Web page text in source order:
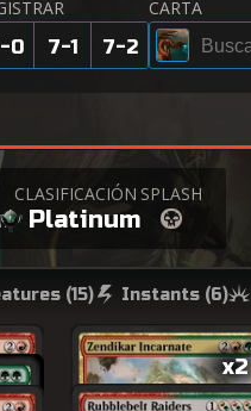
0
7-1 7-2
CARTA
CLASIFICACIÓN
Platinum
SPLASH
(15) Instants (6)
x2